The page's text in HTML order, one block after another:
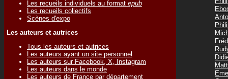
Les recueils individuels au format epub
Les recueils collectifs
Scènes d'expo
Les auteurs et autrices
Tous les auteurs et autrices
Les auteurs ayant un site personnel
Les auteurs sur Facebook, X, Instagram
Les auteurs dans le monde
Les auteurs de France par département